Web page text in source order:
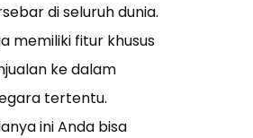
di seluruh dunia.
memiliki fitur khusus
ke dalam
tertentu.
ini Anda bisa